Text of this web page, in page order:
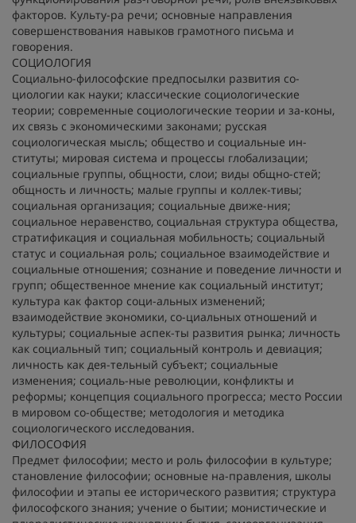
факторов. Культу-ра речи; основные направления
совершенствования навыков грамотного письма и
говорения.
СОЦИОЛОГИЯ
Социально-философские предпосылки развития со-
циологии как науки; классические социологические
теории; современные социологические теории и за-коны,
их связь с экономическими законами; русская
социологическая мысль; общество и социальные ин-
ституты; мировая система и процессы глобализации;
социальные группы, общности, слои; виды общно-стей;
общность и личность; малые группы и коллек-тивы;
социальная организация; социальные движе-ния;
социальное неравенство, социальная структура общества,
стратификация и социальная мобильность; социальный
статус и социальная роль; социальное взаимодействие и
социальные отношения; сознание и поведение личности и
групп; общественное мнение как социальный институт;
культура как фактор соци-альных изменений;
взаимодействие экономики, со-циальных отношений и
культуры; социальные аспек-ты развития рынка; личность
как социальный тип; социальный контроль и девиация;
личность как дея-тельный субъект; социальные
изменения; социаль-ные революции, конфликты и
реформы; концепция социального прогресса; место России
в мировом со-обществе; методология и методика
социологического исследования.
ФИЛОСОФИЯ
Предмет философии; место и роль философии в культуре;
становление философии; основные на-правления, школы
философии и этапы ее исторического развития; структура
философского знания; учение о бытии; монистические и